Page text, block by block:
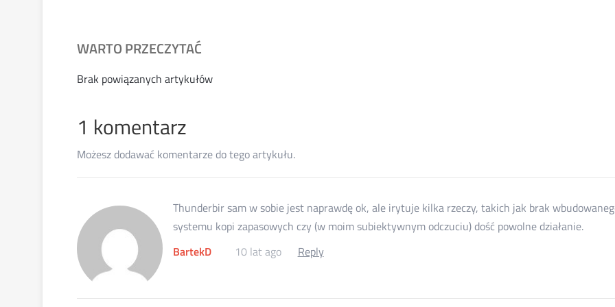
WARTO PRZECZYTAĆ
Brak powiązanych artykułów
1 komentarz
Możesz dodawać komentarze do tego artykułu.
Thunderbir sam w sobie jest naprawdę ok, ale irytuje kilka rzeczy, takich jak brak
systemu kopi zapasowych czy (w moim subiektywnym odczuciu) dość powolne działanie.
BartekD
10 lat ago Reply